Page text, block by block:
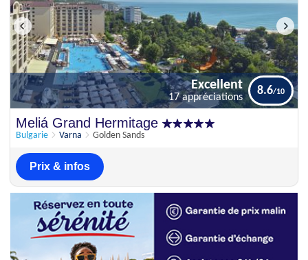
Excellent
Meliá Grand Hermitage
Bulgarie Varna Golden Sands
Excellent
17 appréciations
8.6
Prix & infos